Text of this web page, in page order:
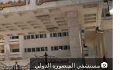
مستشفي المنصورة الدولي